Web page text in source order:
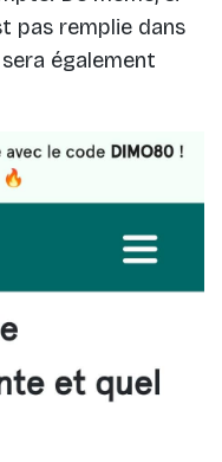
pas remplie dans
également